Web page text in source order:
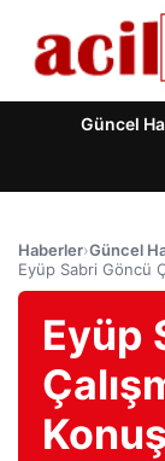
Güncel
Haberler›Güncel
Eyüp Sabri Göncü
Eyüp